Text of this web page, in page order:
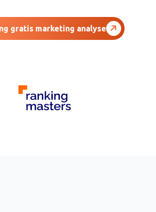
gratis marketing analyse